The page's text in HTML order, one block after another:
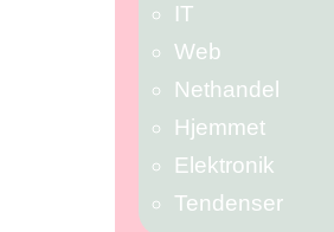
IT
Web
Nethandel
Hjemmet
Elektronik
Tendenser